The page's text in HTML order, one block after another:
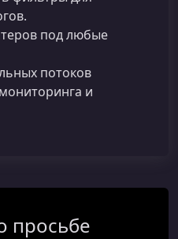
под любые
потоков
и
просьбе